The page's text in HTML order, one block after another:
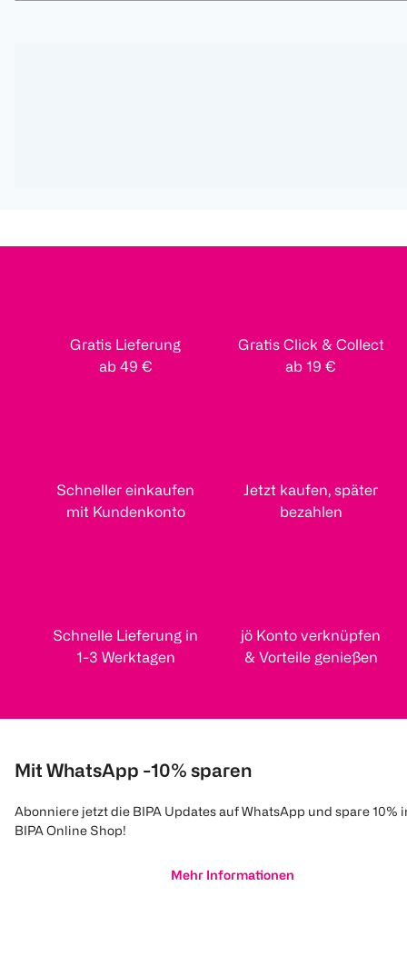
Gratis Lieferung
ab 49 €
Gratis Click & Collect
ab 19 €
Schneller einkaufen
mit Kundenkonto
Jetzt kaufen, später
bezahlen
Schnelle Lieferung in
1-3 Werktagen
jö Konto verknüpfen
& Vorteile genießen
Mit WhatsApp -10% sparen
Abonniere jetzt die BIPA Updates auf WhatsApp und spare 10%
BIPA Online Shop!
Mehr Informationen